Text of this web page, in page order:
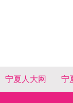
宁夏人大网 宁